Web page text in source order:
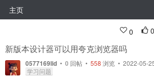
主页
0 0
新版本设计器可以用夸克浏览器吗
0577169lid • 0 回帖 • 558 浏览 • 2022-05-
学习问题